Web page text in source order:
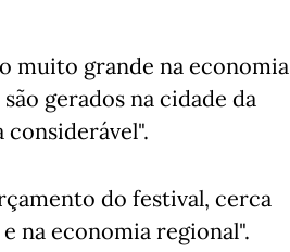
muito grande na economia
gerados na cidade da
considerável".
do festival, cerca
na economia regional".